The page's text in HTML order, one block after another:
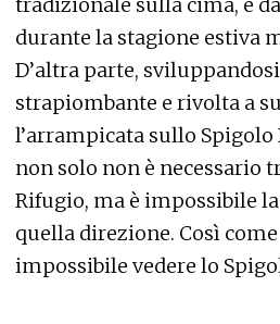
durante la stagione estiva
D’altra parte,
strapiombante e rivolta a
l’arrampicata sullo
non solo non è necessario
Rifugio, ma è impossibile
quella direzione. Così
impossibile vedere lo